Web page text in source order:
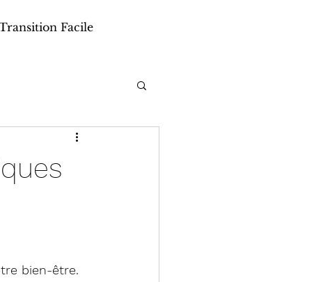
Facile
bien-être.